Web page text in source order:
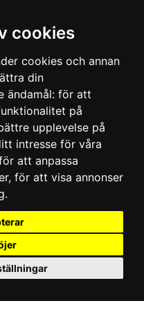
cookies
cookies och annan
din
ändamål: för att
på
upplevelse på
intresse för våra
att anpassa
, för att visa annonser
.